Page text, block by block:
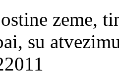
zeme,
su